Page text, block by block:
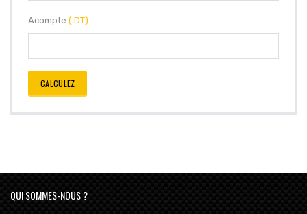
Acompte ( DT)
CALCULEZ
QUI SOMMES-NOUS ?